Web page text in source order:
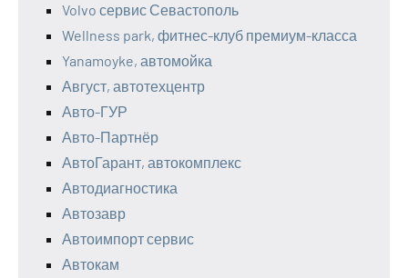
Volvo сервис Севастополь
Wellness park, фитнес-клуб премиум-класса
Yanamoyke, автомойка
Август, автотехцентр
Авто-ГУР
Авто-Партнёр
АвтоГарант, автокомплекс
Автодиагностика
Автозавр
Автоимпорт сервис
Автокам